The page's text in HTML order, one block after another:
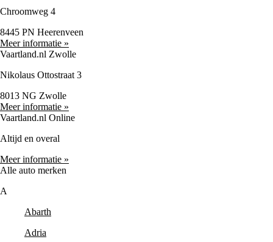
Chroomweg 4
8445 PN Heerenveen
Meer informatie »
Vaartland.nl Zwolle
Nikolaus Ottostraat 3
8013 NG Zwolle
Meer informatie »
Vaartland.nl Online
Altijd en overal
Meer informatie »
Alle auto merken
A
Abarth
Adria